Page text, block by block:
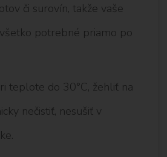
či surovín, takže vaše
potrebné priamo po
teplote do 30°C, žehliť na
nečistiť, nesušiť v